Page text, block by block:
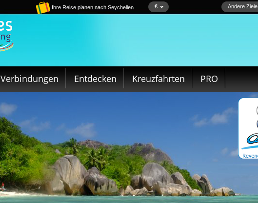
Ihre Reise planen nach Seychellen € Andere Ziele
Verbindungen Entdecken Kreuzfahrten PRO